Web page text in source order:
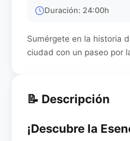
Duración: 24:00h
Sumérgete en la historia
ciudad con un paseo por
📝 Descripción
¡Descubre la